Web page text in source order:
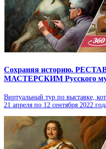
Сохраняя историю.
МАСТЕРСКИМ Русского
Виртуальный тур по выставке,
21 апреля по 12 сентября 2022